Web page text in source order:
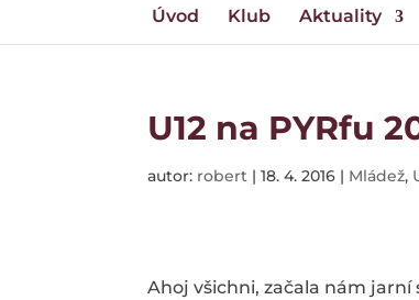
Úvod Klub Aktuality
U12 na PYRfu
autor: robert |18. 4. 2016 | Mládež,
Ahoj všichni, začala nám